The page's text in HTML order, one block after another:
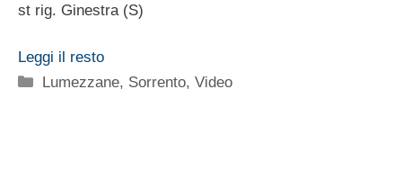
st rig. Ginestra (S)
Leggi il resto
Categorie
Lumezzane, Sorrento,Video